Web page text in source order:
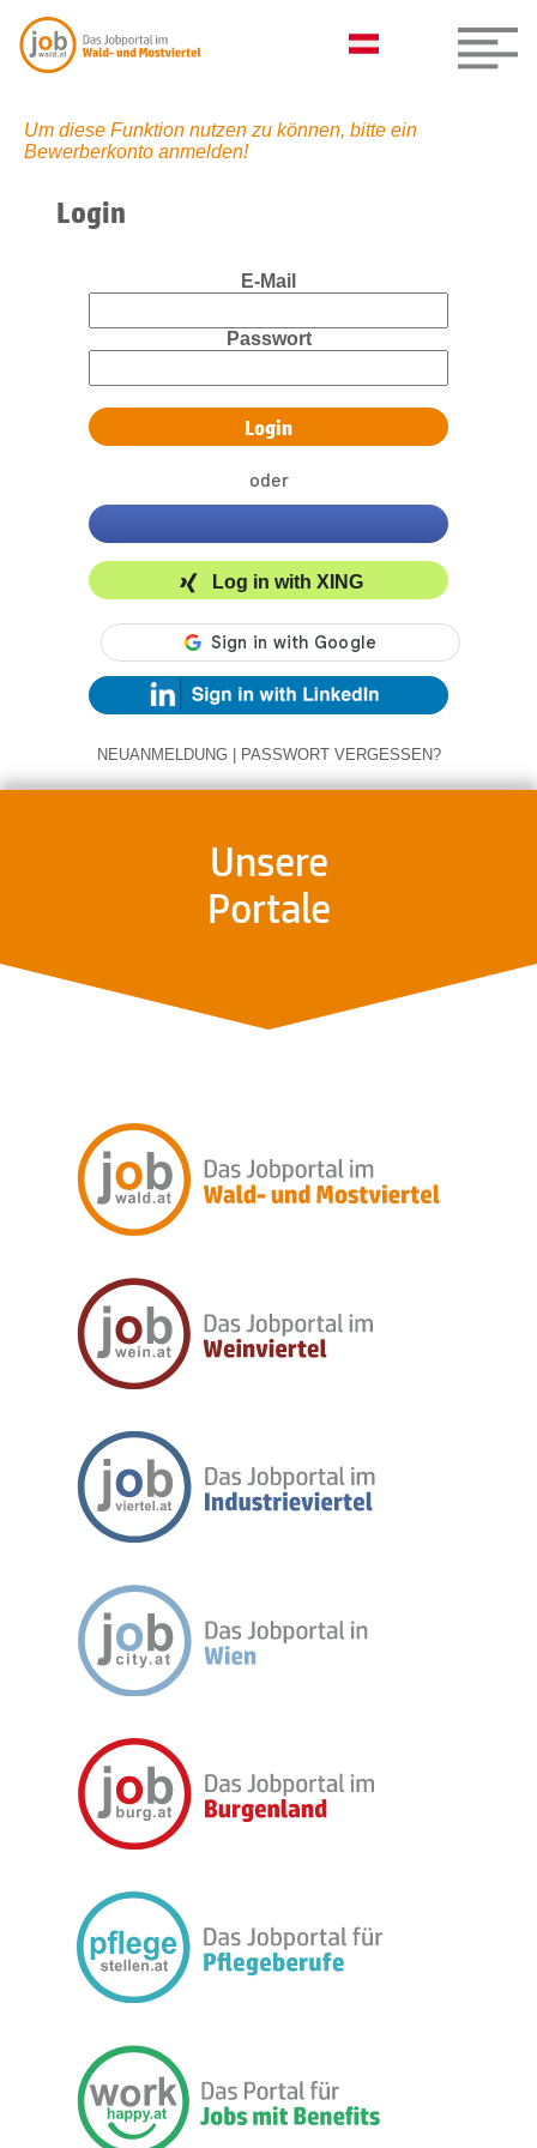
Um diese Funktion nutzen zu können, bitte ein
Bewerberkonto anmelden!
Login
E-Mail
Passwort
oder
Log in with XING
NEUANMELDUNG | PASSWORT VERGESSEN?
Unsere
Portale